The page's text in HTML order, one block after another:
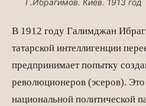
В 1912 году Галимджан
татарской интеллигенции
предпринимает попытку
революционеров (эсеров).
национальной политической